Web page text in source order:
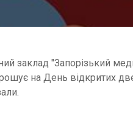
заклад "Запорізький
на День відкритих